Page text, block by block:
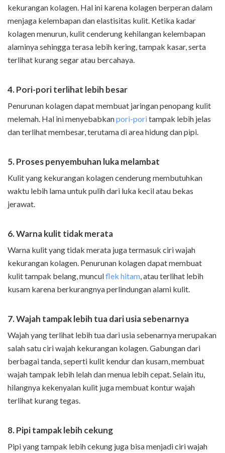
kekurangan kolagen. Hal ini karena kolagen berperan dalam
menjaga kelembapan dan elastisitas kulit. Ketika kadar
kolagen menurun, kulit cenderung kehilangan kelembapan
alaminya sehingga terasa lebih kering, tampak kasar, serta
terlihat kurang segar atau bercahaya.
4. Pori-pori terlihat lebih besar
Penurunan kolagen dapat membuat jaringan penopang kulit
melemah. Hal ini menyebabkanpori-poritampak lebih jelas
dan terlihat membesar, terutama di area hidung dan pipi.
5. Proses penyembuhan luka melambat
Kulit yang kekurangan kolagen cenderung membutuhkan
waktu lebih lama untuk pulih dari luka kecil atau bekas
jerawat.
6. Warna kulit tidak merata
Warna kulit yang tidak merata juga termasuk ciri wajah
kekurangan kolagen. Penurunan kolagen dapat membuat
kulit tampak belang, munculflek hitam, atau terlihat lebih
kusam karena berkurangnya perlindungan alami kulit.
7. Wajah tampak lebih tua dari usia sebenarnya
Wajah yang terlihat lebih tua dari usia sebenarnya merupakan
salah satu ciri wajah kekurangan kolagen. Gabungan dari
berbagai tanda, seperti kulit kendur dan kusam, membuat
wajah tampak lebih lelah dan menua lebih cepat. Selain itu,
hilangnya kekenyalan kulit juga membuat kontur wajah
terlihat kurang tegas.
8. Pipi tampak lebih cekung
Pipi yang tampak lebih cekung juga bisa menjadi ciri wajah